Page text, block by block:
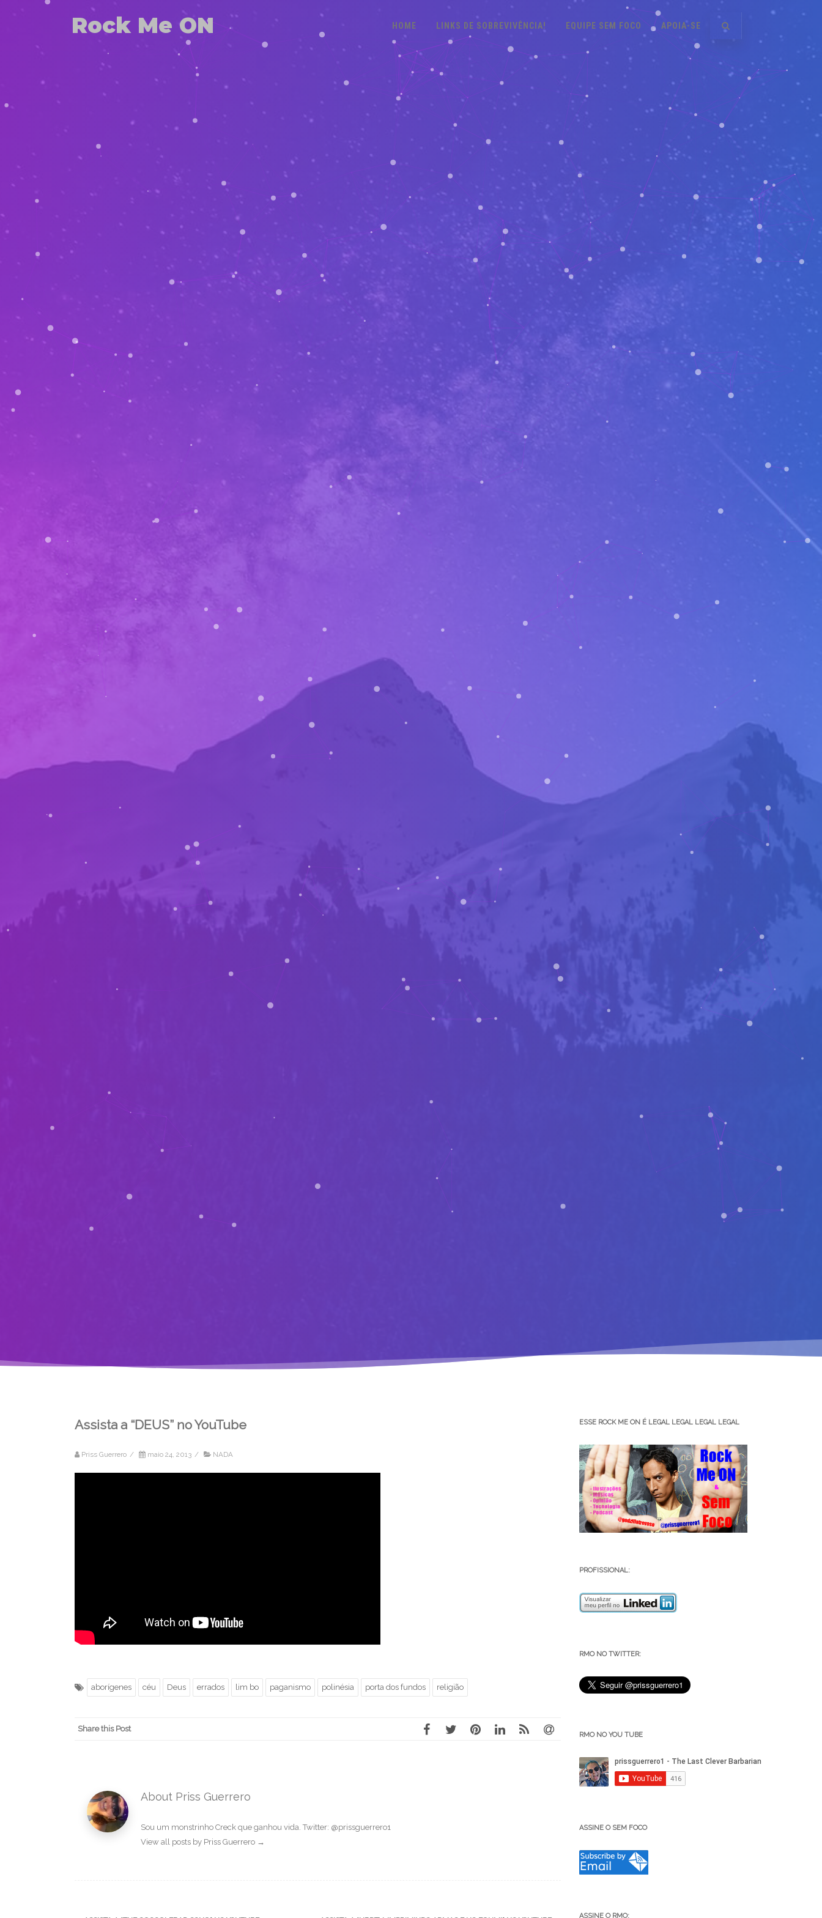
Rock Me ON HOME LINKS DE SOBREVIVÊNCIA! EQUIPE SEM FOCO APOIA-SE
Assista a “DEUS” no YouTube
Priss Guerrero / maio 24, 2013 / NADA
aborígenes céu Deus errados lim bo paganismo polinésia porta dos fundos religião
Share this Post
About Priss Guerrero
Sou um monstrinho Creck que ganhou vida. Twitter: @prissguerrero1
View all posts by Priss Guerrero →
ESSE ROCK ME ON É LEGAL LEGAL LEGAL LEGAL
PROFISSIONAL:
RMO NO TWITTER:
RMO NO YOU TUBE
ASSINE O SEM FOCO
ASSINE O RMO: